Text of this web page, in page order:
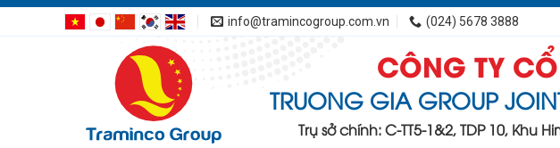
Bỏ
qua
info@tramincogroup.com.vn (024) 5678 3888
CÔNG TY
TRUONG GIA GROUP
Trụ sở chính: C-TT5-1&2, TDP 10, Khu